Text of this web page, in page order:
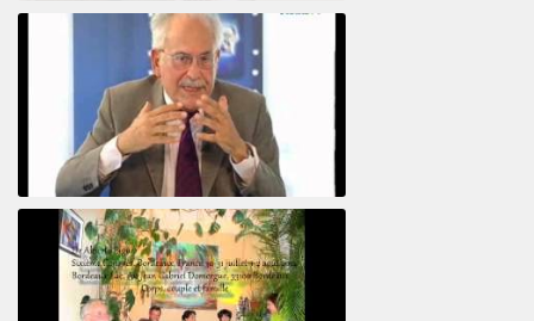
Psychanalyse du libertin
Le pervers narcissique et son complice